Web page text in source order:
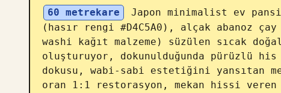
60 metrekare
Japon minimalist ev
(hasır rengi #D4C5A0), alçak abanoz
washi kağıt malzeme) süzülen sıcak
oluşturuyor, dokunulduğunda pürüzlü
dokusu, wabi-sabi estetiğini yansıtan
oran 1:1 restorasyon, mekan hissi